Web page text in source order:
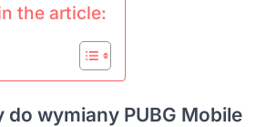
the article:
do wymiany PUBG Mobile